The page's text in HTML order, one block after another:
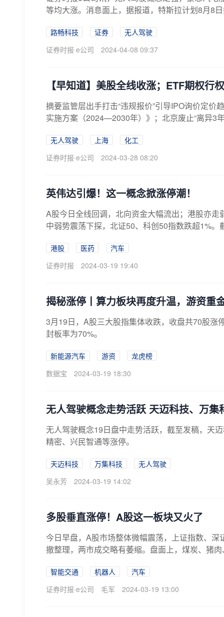
等均大涨。消息面上，据报道，特斯拉计划8月8
路畅科技 证券
无人驾驶
证券时报·e公司
2024-04-08 09:37
【早知道】美股全线收涨；ETF期权
摘要监管层出手打击“违规报价”引导IPO询价定
实施方案（2024—2030年）》；北京废止“离异3
无人驾驶 上海
化工
证券时报·e公司
2024-03-28 08:20
英伟达引爆！这一概念掀涨停潮！
A股今日全线回调，北向资金大幅流出；港股亦
中弱势震荡下探，北证50、科创50指数跌超1%
港股 医药
汽车
证券时报
2024-03-19 19:40
揭秘涨停丨算力板块再度升温，游资重
3月19日，A股三大股指集体收跌，收盘共70股
封板率为70%。
新能源汽车 游资
龙虎榜
数据宝
2024-03-19 18:30
无人驾驶概念走势活跃 天迈科技、万集
无人驾驶概念19日盘中走势活跃，截至发稿，天
精密、兴民智通等涨停。
天迈科技 万集科技
无人驾驶
吴永芳
2024-03-19 14:02
多股垂直涨停！A股这一板块又火了
今日早盘，A股市场整体微幅震荡，上证指数、
撤整理，两市成交略有萎缩。盘面上，煤炭、猪
智能交通 机器人
汽车
证券时报·e公司
毛军 2024-03-19 13:00